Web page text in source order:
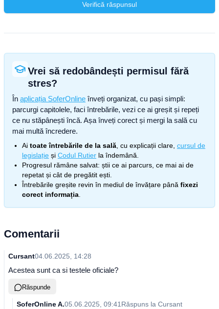
Verifică răspunsul
Vrei să redobândești permisul fără
stres?
În aplicația SoferOnline înveți organizat, cu pași simpli:
parcurgi capitolele, faci întrebările, vezi ce ai greșit și repeți
ce nu stăpânești încă. Așa înveți corect și mergi la sală cu
mai multă încredere.
Ai toate întrebările de la sală , cu explicații clare, cursul de
legislație și Codul Rutier la îndemână.
Progresul rămâne salvat: știi ce ai parcurs, ce mai ai de
repetat și cât de pregătit ești.
Întrebările greșite revin în mediul de învățare până fixezi
corect informația
Comentarii
Cursant04.06.2025, 14:28
Acestea sunt ca si testele oficiale?
Răspunde
SoferOnline A.05.06.2025, 09:41 Răspuns la Cursant